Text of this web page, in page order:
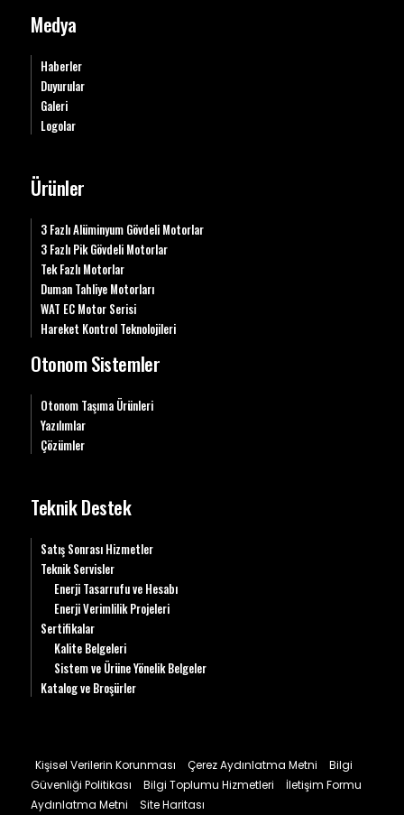
Medya
Haberler
Duyurular
Galeri
Logolar
Ürünler
3 Fazlı Alüminyum Gövdeli Motorlar
3 Fazlı Pik Gövdeli Motorlar
Tek Fazlı Motorlar
Duman Tahliye Motorları
WAT EC Motor Serisi
Hareket Kontrol Teknolojileri
Otonom Sistemler
Otonom Taşıma Ürünleri
Yazılımlar
Çözümler
Teknik Destek
Satış Sonrası Hizmetler
Teknik Servisler
Enerji Tasarrufu ve Hesabı
Enerji Verimlilik Projeleri
Sertifikalar
Kalite Belgeleri
Sistem ve Ürüne Yönelik Belgeler
Katalog ve Broşürler
Kişisel Verilerin Korunması Çerez Aydınlatma Metni
Bilgi
Güvenliği Politikası
Bilgi Toplumu Hizmetleri
İletişim Formu
Aydınlatma Metni
Site Haritası